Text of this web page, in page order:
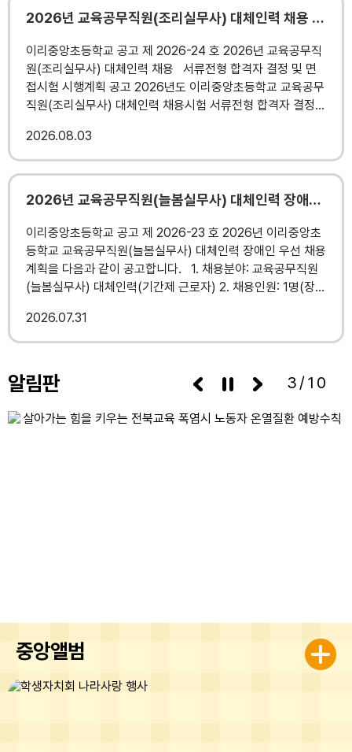
2026년 교육공무직원(조리실무사) 대체인력 채용 서류 합격자결정 및 면접 시행계획 공고
이리중앙초등학교 공고 제 2026-24 호 2026년 교육공무직
원(조리실무사) 대체인력 채용 서류전형 합격자 결정 및 면
접시험 시행계획 공고 2026년도 이리중앙초등학교 교육공무
직원(조리실무사) 대체인력 채용시험 서류전형 합격자 결정
2026년 8월 3일 이리중앙초등학교장 1. 서류전형 합격자 명
단 (접수순) 직종 채용예정인원 성 명 교육공무직원 (조
리실무사) 대체인력 1 김*순 임*영 유*희 2. 면접시험 시
행 계획 가. 일시 및 장소 채용분야 면접시험 일시 면접장소
2026. 8. 4.(화) 10:00 ~ 1층 교장실 1층 상담실 -응시자는
09:40까지등록 -장소는 학교사정에 따라 변경 가능 나. 대
상 : 서류전형 합격자 3. 최종합격자 발표 가. 일시: 2026. 8.
5.(수) 10:00 이후 개별통보 및 홈페이지 게시 나. 방법: 이
사항 가. 시험당일 주민등록증(또는 본인임을 증명할 수 있는
신분증) 및 필기구를 지참하시고 응시자 등록시간까지 면
으시기 바랍니다. ※ 면접시험 시작시간까지 등록하지 않
으면 면접시험 응시 불가 나. 서류합격자는 채용공고에 첨부
된 붙임2 공정채용 확인서를 사전에 작성하여 면접시험 대기
2026 08.03
2026년 교육공무직원(늘봄실무사) 대체인력 장애인 근로자 우선 채용 공고
이리중앙초등학교 공고 제 2026-23 호 2026년 이리중앙초
등학교 교육공무직원(늘봄실무사) 대체인력 장애인 우선 채용
계획을 다음과 같이 공고합니다. 1. 채용분야: 교육공무직원
(늘봄실무사) 대체인력(기간제 근로자) 2. 채용인원: 1명(장애
자격: 붙임 공고문 참조 5. 원서 접수기간: 2026. 8. 4.(화)
09:00 ~ 2026. 8. 7.(금) 11:00 (접수시간: 평일
소: 한국장애인고용공단 전북지사 취업지원부(063-240-
2421) 7. 접수방법: 방문, 이메일 접수(신분증 지참) ※ 기타
자세한 사항은 붙임 공고문을 참고하시기 바랍니다. 붙임 공
2026 07.31
알림판 3/10
중앙앨범